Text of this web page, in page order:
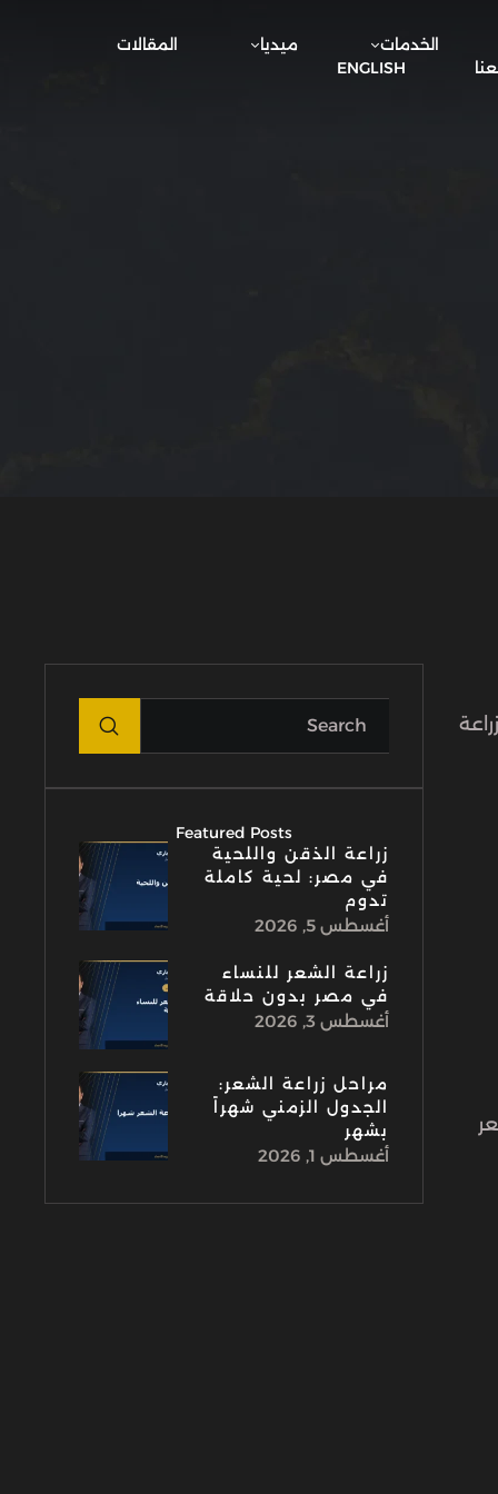
الخدمات ميديا
المقالات
ENGLISH
Featured Posts
زراعة الذقن واللحية
في مصر: لحية كاملة
تدوم
أغسطس 5, 2026
زراعة الشعر للنساء
في مصر بدون حلاقة
أغسطس 3, 2026
مراحل زراعة الشعر:
الجدول الزمني شهراً
بشهر
أغسطس 1, 2026